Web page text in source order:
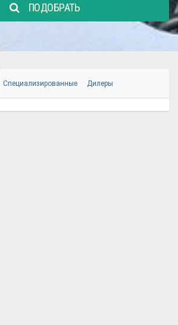
ПОДОБРАТЬ
Специализированные Дилеры